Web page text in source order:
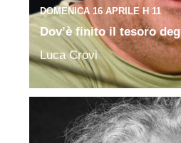
DOMENICA 16 APRILE H 11
Dov’è finito il tesoro
Luca Crovi